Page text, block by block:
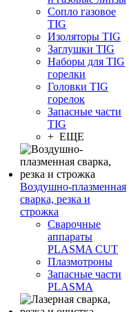
Сопло газовое
TIG
Изоляторы TIG
Заглушки TIG
Наборы для TIG
горелки
Головки TIG
горелок
Запасные части
TIG
+ ЕЩЕ
Воздушно-плазменная
сварка, резка и
строжка
Сварочные
аппараты
PLASMA CUT
Плазмотроны
Запасные части
PLASMA